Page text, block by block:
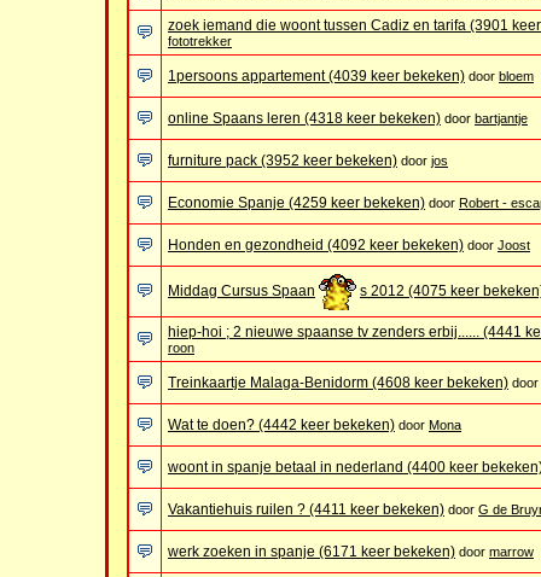
zoek iemand die woont tussen Cadiz en tarifa (3901
fototrekker
1persoons appartement (4039 keer bekeken) door bloem
online Spaans leren (4318 keer bekeken) door bartjantje
furniture pack (3952 keer bekeken) door jos
Economie Spanje (4259 keer bekeken) door Robert -
Honden en gezondheid (4092 keer bekeken) door Joost
Middag Cursus Spaan s 2012 (4075 keer
hiep-hoi ; 2 nieuwe spaanse tv zenders erbij...... (4441
roon
Treinkaartje Malaga-Benidorm (4608 keer bekeken) door
Wat te doen? (4442 keer bekeken) door Mona
woont in spanje betaal in nederland (4400 keer
Vakantiehuis ruilen ? (4411 keer bekeken) door G de
werk zoeken in spanje (6171 keer bekeken) door marrow